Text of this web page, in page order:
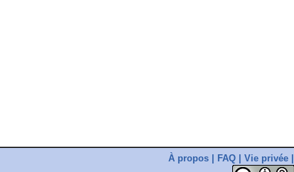
À propos | FAQ | Vie privée |